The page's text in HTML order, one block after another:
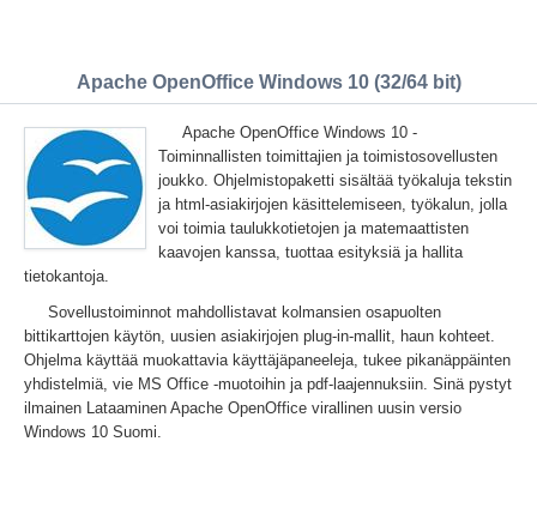
Apache OpenOffice Windows 10 (32/64 bit)
Apache OpenOffice Windows 10 -
Toiminnallisten toimittajien ja toimistosovellusten
joukko. Ohjelmistopaketti sisältää työkaluja tekstin
ja html-asiakirjojen käsittelemiseen, työkalun, jolla
voi toimia taulukkotietojen ja matemaattisten
kaavojen kanssa, tuottaa esityksiä ja hallita
tietokantoja.
Sovellustoiminnot mahdollistavat kolmansien osapuolten
bittikarttojen käytön, uusien asiakirjojen plug-in-mallit, haun kohteet.
Ohjelma käyttää muokattavia käyttäjäpaneeleja, tukee pikanäppäinten
yhdistelmiä, vie MS Office -muotoihin ja pdf-laajennuksiin. Sinä pystyt
ilmainen Lataaminen Apache OpenOffice virallinen uusin versio
Windows 10 Suomi.